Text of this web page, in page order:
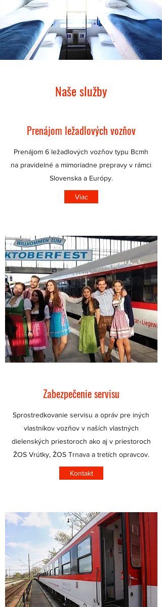
Naše služby
Prenájom ležadlových vozňov
Prenájom 6 ležadlových vozňov typu Bcmh
na pravidelné a mimoriadne prepravy v rámci
Slovenska a Európy.
Viac
Zabezpečenie servisu
Sprostredkovanie servisu a opráv pre iných
vlastníkov vozňov v naších vlastných
dielenských priestoroch ako aj v priestoroch
ŽOS Vrútky, ŽOS Trnava a tretích opravcov.
Kontakt